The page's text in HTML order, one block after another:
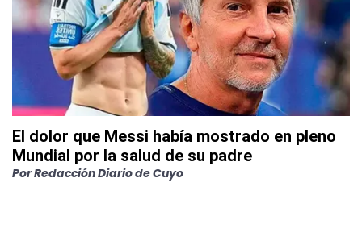
El dolor que Messi había mostrado en pleno
Mundial por la salud de su padre
PorRedacción Diario de Cuyo